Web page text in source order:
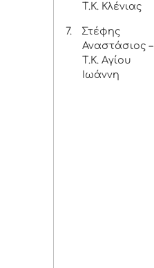
Τ.Κ. Κλένιας
7.
Στέφης
Αναστάσιος –
Τ.Κ. Αγίου
Ιωάννη